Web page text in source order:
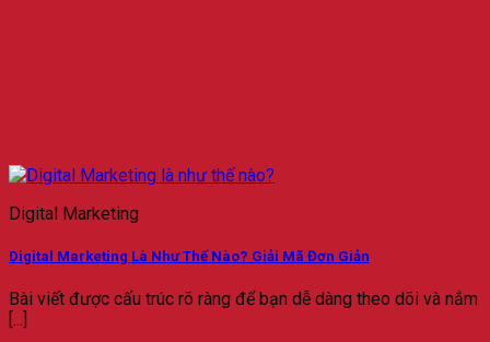
Digital Marketing
Digital Marketing Là Như Thế Nào? Giải Mã Đơn Giản
Bài viết được cấu trúc rõ ràng để bạn dễ dàng theo dõi và nắm
[...]